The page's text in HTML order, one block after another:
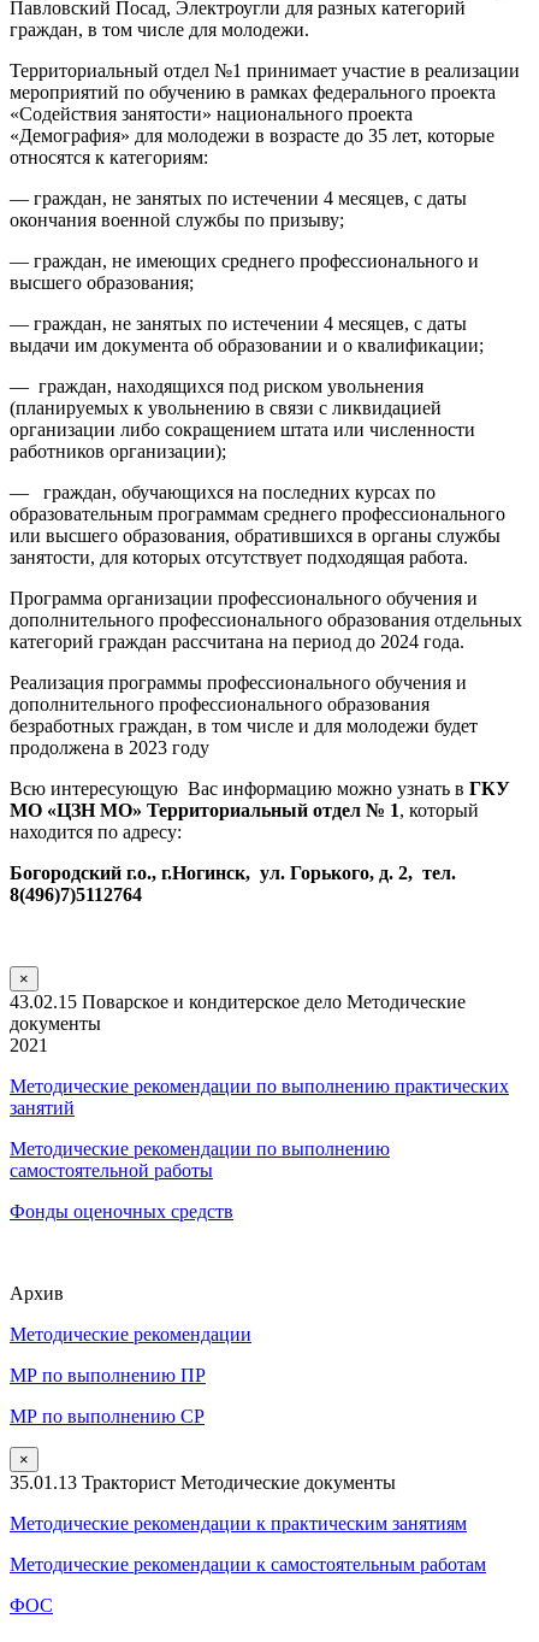
Павловский Посад, Электроугли для разных категорий
граждан, в том числе для молодежи.
Территориальный отдел №1 принимает участие в реализации
мероприятий по обучению в рамках федерального проекта
«Содействия занятости» национального проекта
«Демография» для молодежи в возрасте до 35 лет, которые
относятся к категориям:
— граждан, не занятых по истечении 4 месяцев, с даты
окончания военной службы по призыву;
— граждан, не имеющих среднего профессионального и
высшего образования;
— граждан, не занятых по истечении 4 месяцев, с даты
выдачи им документа об образовании и о квалификации;
— граждан, находящихся под риском увольнения
(планируемых к увольнению в связи с ликвидацией
организации либо сокращением штата или численности
работников организации);
— граждан, обучающихся на последних курсах по
образовательным программам среднего профессионального
или высшего образования, обратившихся в органы службы
занятости, для которых отсутствует подходящая работа.
Программа организации профессионального обучения и
дополнительного профессионального образования отдельных
категорий граждан рассчитана на период до 2024 года.
Реализация программы профессионального обучения и
дополнительного профессионального образования
безработных граждан, в том числе и для молодежи будет
продолжена в 2023 году
Всю интересующую Вас информацию можно узнать в ГКУ
МО «ЦЗН МО» Территориальный отдел № 1, который
находится по адресу:
Богородский г.о., г.Ногинск, ул. Горького, д. 2, тел.
8(496)7)5112764
×
43.02.15 Поварское и кондитерское дело Методические
документы
2021
Методические рекомендации по выполнению практических
занятий
Методические рекомендации по выполнению
самостоятельной работы
Фонды оценочных средств
Архив
Методические рекомендации
МР по выполнению ПР
МР по выполнению СР
×
35.01.13 Тракторист Методические документы
Методические рекомендации к практическим занятиям
Методические рекомендации к самостоятельным работам
ФОС